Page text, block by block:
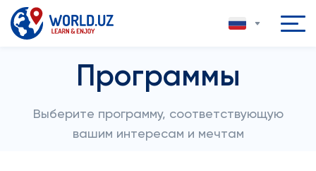
Программы
Выберите программу, соответствующую
вашим интересам и мечтам